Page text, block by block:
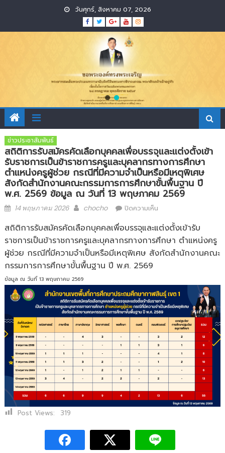
content
วันศุกร์, สิงหาคม 07, 2026
ข่าวประชาสัมพันธ์
สถิติการรับสมัครคัดเลือกบุคคลเพื่อบรรจุและแต่งตั้งเข้า
รับราชการเป็นข้าราชการครูและบุคลากรทางการศึกษา
ตำแหน่งครูผู้ช่วย กรณีที่มีความจำเป็นหรือมีเหตุพิเศษ
สังกัดสำนักงานคณะกรรมการการศึกษาขั้นพื้นฐาน ปี
พ.ศ. 2569 ข้อมูล ณ วันที่ 13 พฤษภาคม 2569
Posted
14 พฤษภาคม 2026 Author
chocho ปิดความเห็นบน
การ
รับ
สมัคร
คัด
เพื่อ
บรรจุ
และ
แต่ง
ตั้ง
เข้า
รับ
ราชการ
เป็น
ข้าราชการ
และ
บุคลากร
ตำแหน่ง
ครู
สถิติการรับสมัครคัดเลือกบุคคลเพื่อบรรจุและแต่งตั้งเข้ารับ
ราชการเป็นข้าราชการครูและบุคลากรทางการศึกษา ตำแหน่งครู
ผู้ช่วย กรณีที่มีความจำเป็นหรือมีเหตุพิเศษ สังกัดสำนักงานคณะ
กรรมการการศึกษาขั้นพื้นฐาน ปี พ.ศ. 2569
ข้อมูล ณ วันที่ 13 พฤษภาคม 2569
Post Views: 319